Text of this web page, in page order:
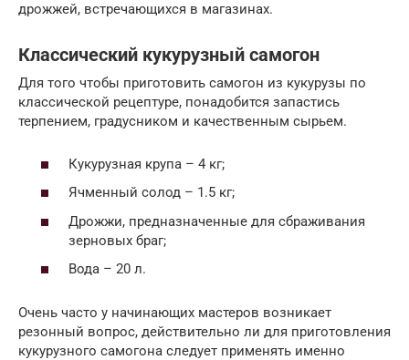
дрожжей, встречающихся в магазинах.
Классический кукурузный самогон
Для того чтобы приготовить самогон из кукурузы по
классической рецептуре, понадобится запастись
терпением, градусником и качественным сырьем.
Кукурузная крупа – 4 кг;
Ячменный солод – 1.5 кг;
Дрожжи, предназначенные для сбраживания
зерновых браг;
Вода – 20 л.
Очень часто у начинающих мастеров возникает
резонный вопрос, действительно ли для приготовления
кукурузного самогона следует применять именно